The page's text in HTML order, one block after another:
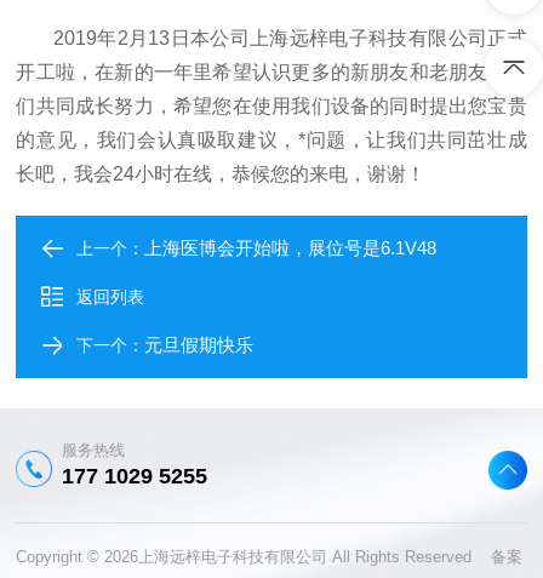
2019年2月13日本公司上海远梓电子科技有限公司正式
开工啦，在新的一年里希望认识更多的新朋友和老朋友，我
们共同成长努力，希望您在使用我们设备的同时提出您宝贵
的意见，我们会认真吸取建议，*问题，让我们共同茁壮成
长吧，我会24小时在线，恭候您的来电，谢谢！
上一个： 上海医博会开始啦，展位号是6.1V48
返回列表
下一个： 元旦假期快乐
服务热线
177 1029 5255
Copyright © 2026上海远梓电子科技有限公司 All Rights Reserved 备案